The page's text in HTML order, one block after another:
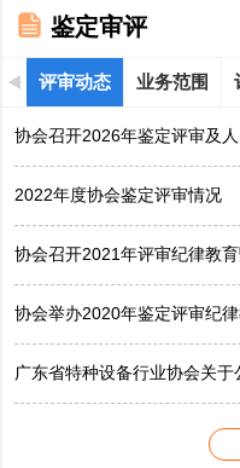
鉴定审评
评审动态 业务范围
协会召开2026年鉴定评审及
2022年度协会鉴定评审情况